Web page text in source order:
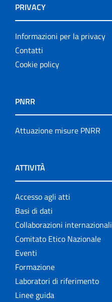
PRIVACY
Informazioni per la privacy
Contatti
Cookie policy
PNRR
Attuazione misure PNRR
ATTIVITÀ
Accesso agli atti
Basi di dati
Collaborazioni internazionali
Comitato Etico Nazionale
Eventi
Formazione
Laboratori di riferimento
Linee guida